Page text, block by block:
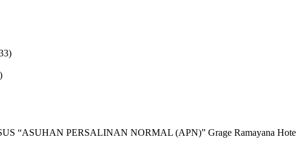
“ASUHAN PERSALINAN NORMAL (APN)” Grage Ramayana